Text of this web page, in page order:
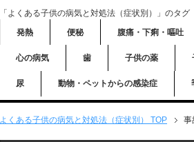
「よくある子供の病気と対処法（症状別）」のタ
発熱
便秘 腹痛・下痢・嘔吐
心の病気 歯 子供の薬
尿 動物・ペットからの感染症
よくある子供の病気と対処法（症状別） TOP 事